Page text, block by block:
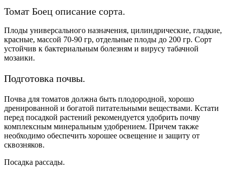
Томат Боец описание сорта.
Плоды универсального назначения, цилиндрические, гладкие,
красные, массой 70-90 гр, отдельные плоды до 200 гр. Сорт
устойчив к бактериальным болезням и вирусу табачной
мозаики.
Подготовка почвы.
Почва для томатов должна быть плодородной, хорошо
дренированной и богатой питательными веществами. Кстати
перед посадкой растений рекомендуется удобрить почву
комплексным минеральным удобрением. Причем также
необходимо обеспечить хорошее освещение и защиту от
сквозняков.
Посадка рассады.